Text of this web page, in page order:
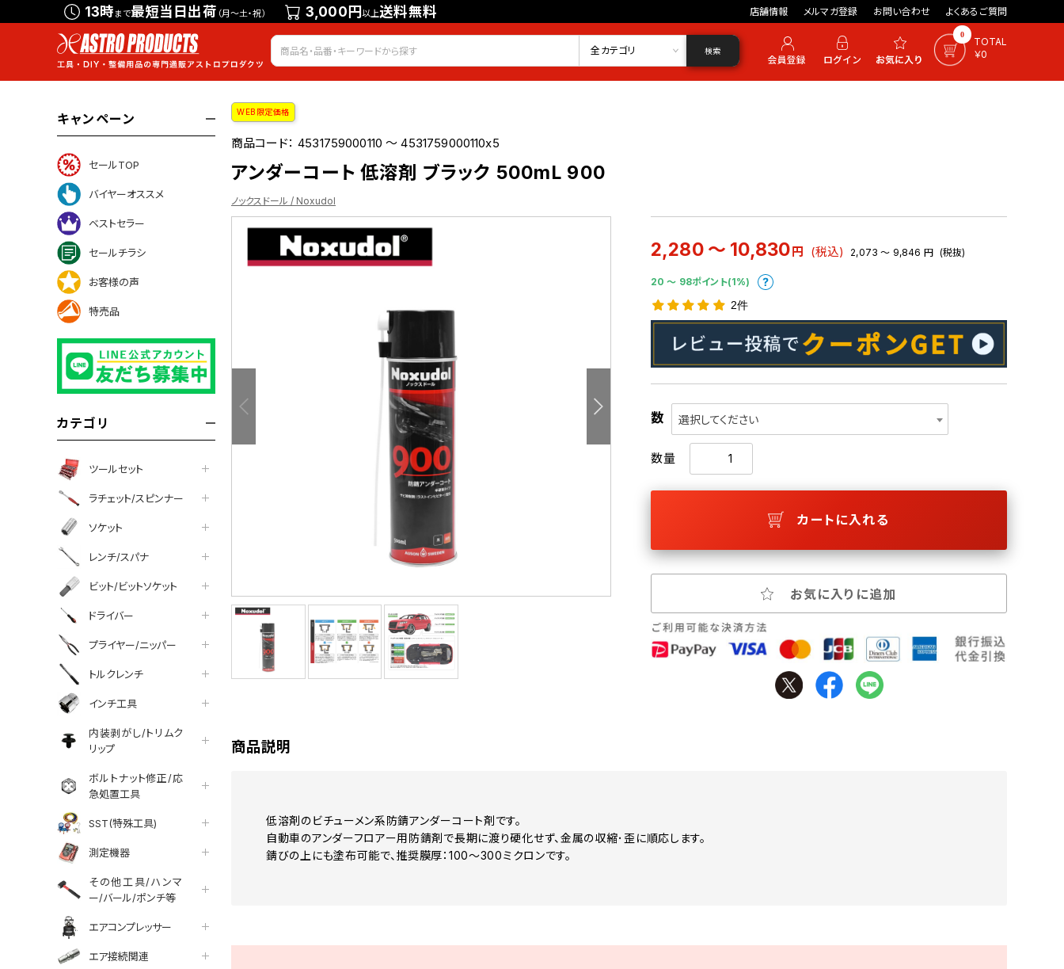
13時まで最短当日出荷 （月～土・祝） 3,000円以上送料無料 店舗情報 メルマガ登録 お問い合わせ よくあるご質問
会員登録 ログイン お気に入り 0
TOTAL
￥0
全カテゴリ 検索
キャンペーン
セールTOP
バイヤーオススメ
ベストセラー
セールチラシ
お客様の声
特売品
カテゴリ
ツールセット
ラチェット/スピンナー
ソケット
レンチ/スパナ
ビット/ビットソケット
ドライバー
プライヤー/ニッパー
トルクレンチ
インチ工具
内装剥がし/トリムク
リップ
ボルトナット修正/応
急処置工具
SST(特殊工具)
測定機器
その他工具/ハンマ
ー/バール/ポンチ等
エアコンプレッサー
エア接続関連
WEB限定価格
商品コード：4531759000110 ～ 4531759000110x5
アンダーコート 低溶剤 ブラック 500mL 900
ノックスドール / Noxudol
2,280 ～ 10,830円 (税込) 2,073 ～ 9,846 円 (税抜)
20 〜 98ポイント(1%)
について
2件
数 選択してください
数量
カートに入れる
お気に入りに追加
facebook
line
商品説明
低溶剤のビチューメン系防錆アンダーコート剤です。
自動車のアンダーフロアー用防錆剤で長期に渡り硬化せず、金属の収縮･歪に順応します。
錆びの上にも塗布可能で、推奨膜厚：100～300ミクロンです。